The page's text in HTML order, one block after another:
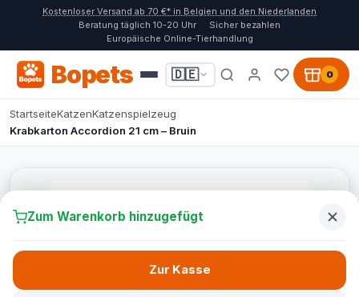
Kostenloser Versand ab 70 €* in Belgien und den Niederlanden
Beratung täglich 10-20 Uhr
Sicher bezahlen
Europäische Online-Tierhandlung
Bopets 🇩🇪 0
StartseiteKatzenKatzenspielzeug
Krabkarton Accordion 21 cm – Bruin
Zum Warenkorb hinzugefügt
Zur Kasse